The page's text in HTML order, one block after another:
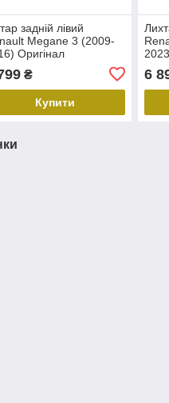
задній лівий
Megane 3 (2009-
Оригінал
(Універсал)
Меган 3
₴
Купити
6